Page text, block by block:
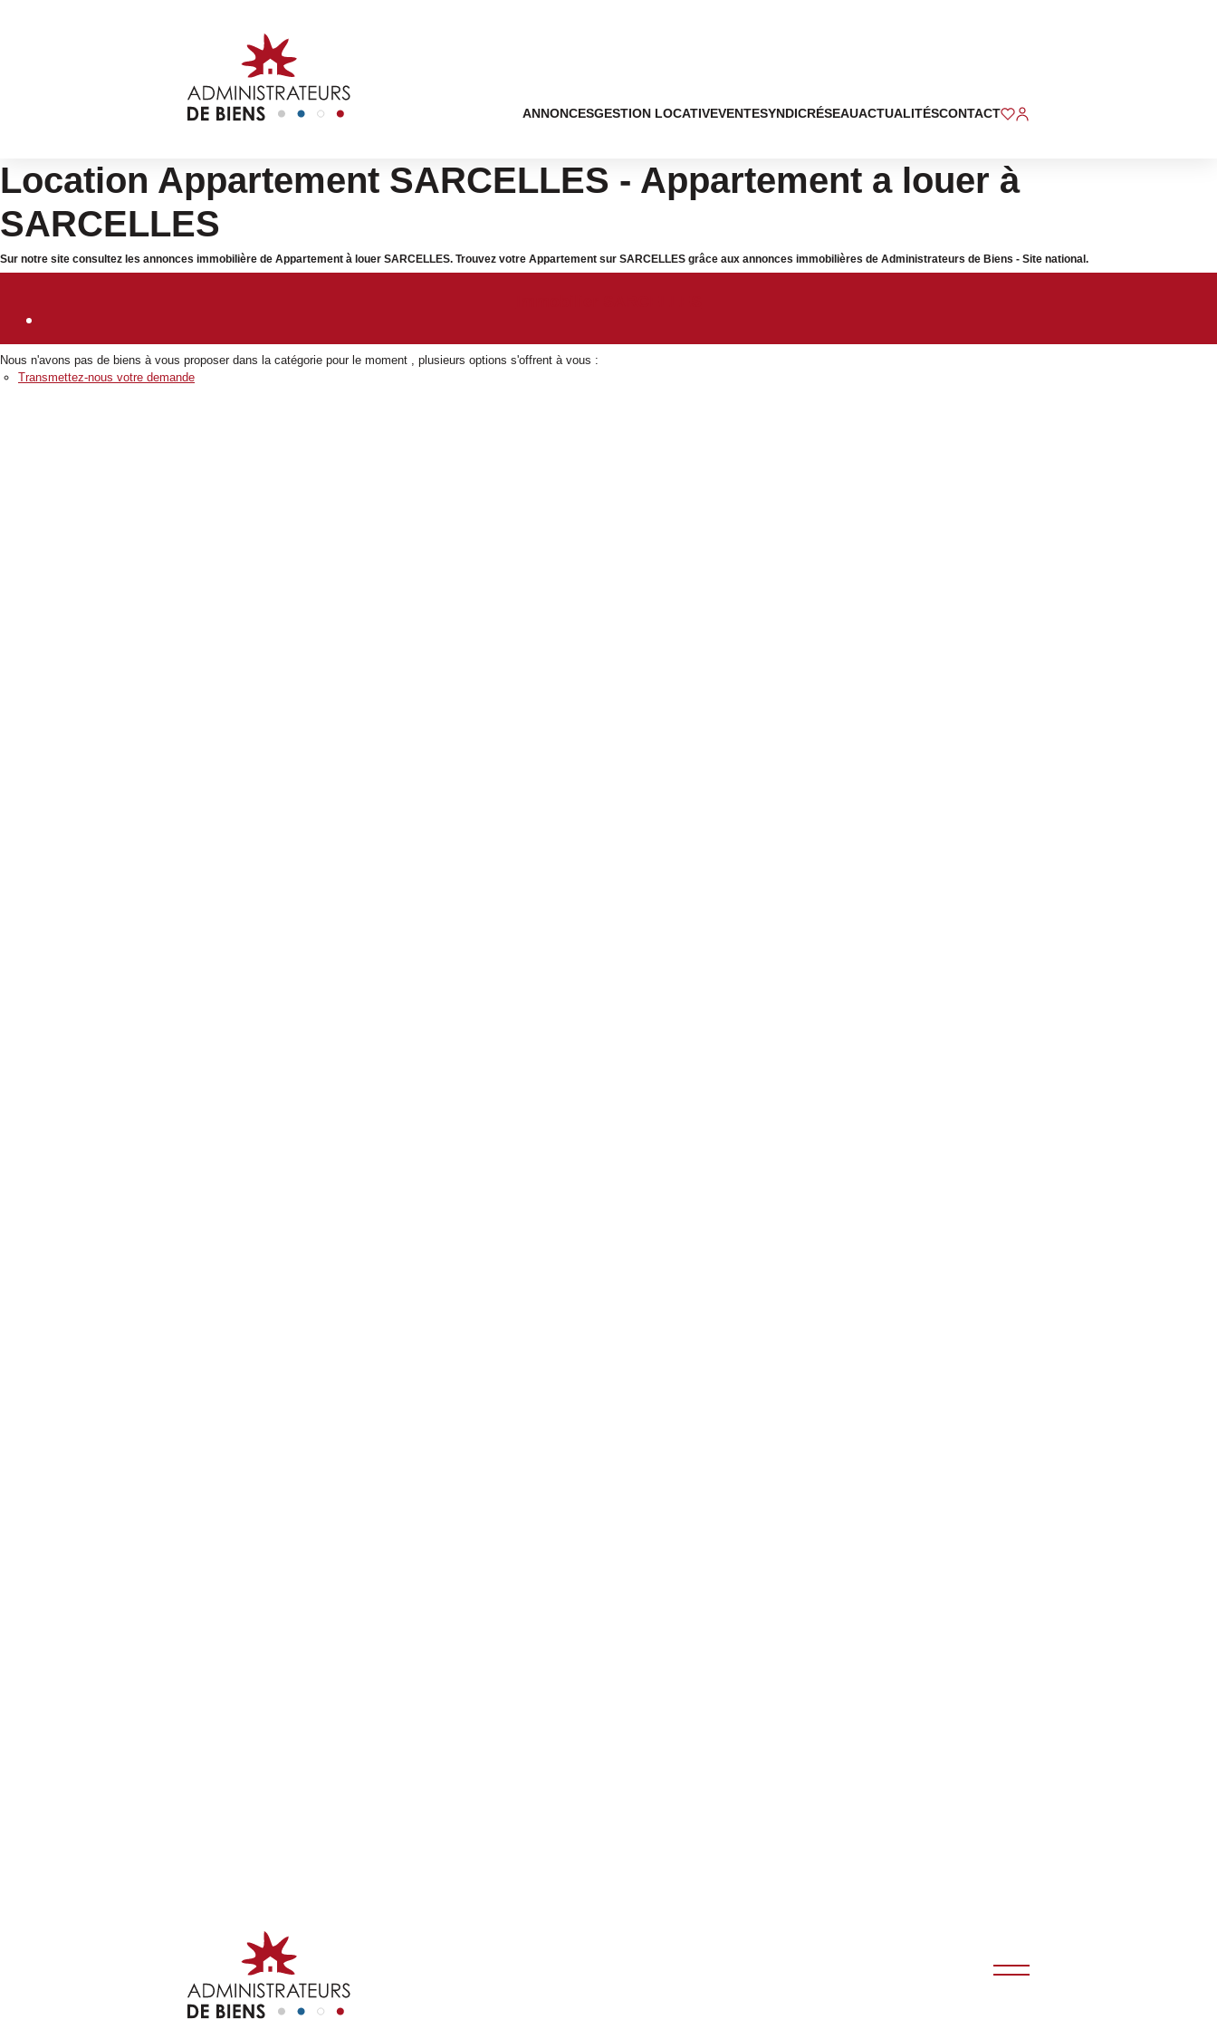
ANNONCESGESTION LOCATIVEVENTESYNDICRÉSEAUACTUALITÉSCONTACT
Location Appartement SARCELLES - Appartement a louer à
SARCELLES
Sur notre site consultez les annonces immobilière de Appartement à louer SARCELLES. Trouvez votre Appartement sur SARCELLES grâce aux annonces immobilières de Administrateurs de Biens - Site national.
Nous n'avons pas de biens à vous proposer dans la catégorie pour le moment , plusieurs options s'offrent à vous :
Transmettez-nous votre demande